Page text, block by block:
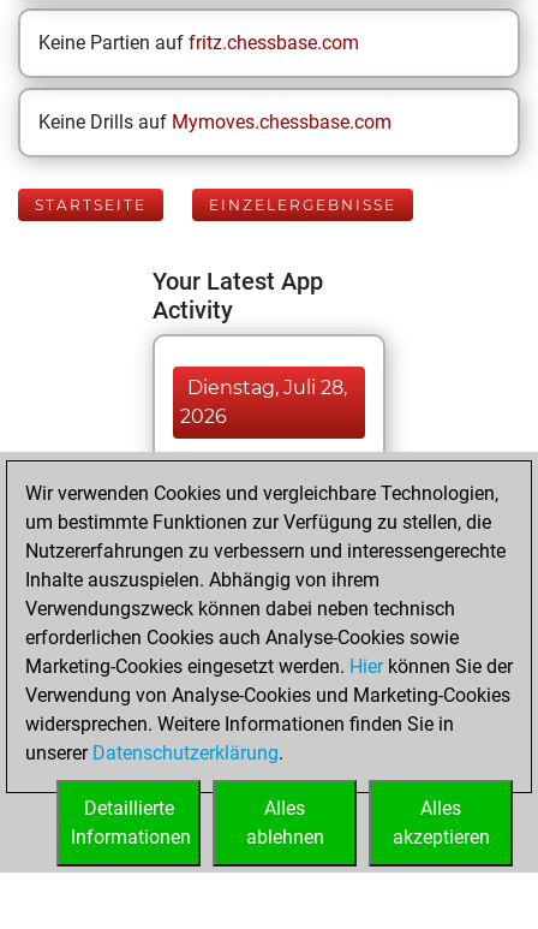
Keine Partien auf fritz.chessbase.com
Keine Drills auf Mymoves.chessbase.com
STARTSEITE EINZELERGEBNISSE
Your Latest App
Activity
Dienstag, Juli 28,
2026
You played 7
slow games
Play
You scored +6
=0 -1 in slow games
Montag, Juli 27,
2026
You played 42
blitz games
Play
You scored +14
=2 -26 in blitz
Wir verwenden Cookies und vergleichbare Technologien,
um bestimmte Funktionen zur Verfügung zu stellen, die
Nutzererfahrungen zu verbessern und interessengerechte
Inhalte auszuspielen. Abhängig von ihrem
Verwendungszweck können dabei neben technisch
erforderlichen Cookies auch Analyse-Cookies sowie
Marketing-Cookies eingesetzt werden. Hierkönnen Sie der
Verwendung von Analyse-Cookies und Marketing-Cookies
widersprechen. Weitere Informationen finden Sie in
unserer Datenschutzerklärung.
Alles
akzeptieren
Alles
ablehnen
Detaillierte
Informationen